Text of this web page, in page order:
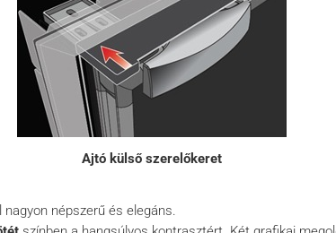
Ajtó külső szerelőkeret
népszerű és elegáns.